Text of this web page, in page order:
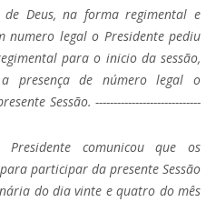
Deus, na forma regimental e
numero legal o Presidente pediu
para o inicio da sessão,
presença de número legal o
Sessão. -----------------------------
Presidente comunicou que os
participar da presente Sessão
do dia vinte e quatro do mês